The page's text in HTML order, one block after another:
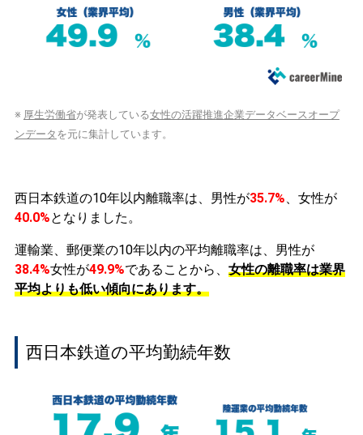
※ 厚生労働省が発表している女性の活躍推進企業データベースオープ
ンデータ を元に集計しています。
西日本鉄道の10年以内離職率は、男性が35.7%、女性が
40.0%となりました。
運輸業、郵便業の10年以内の平均離職率は、男性が
38.4%女性が49.9%であることから、 女性の離職率は業界
平均よりも低い傾向にあります。
西日本鉄道の平均勤続年数